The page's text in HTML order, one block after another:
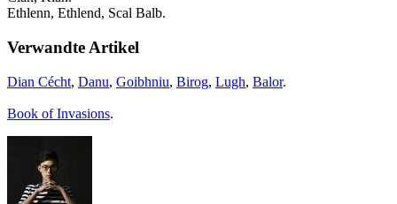
Ethlenn, Ethlend, Scal Balb.
Verwandte Artikel
Dian Cécht, Danu, Goibhniu, Birog, Lugh, Balor.
Book of Invasions.